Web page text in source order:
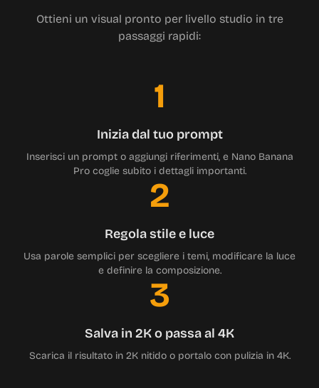
Ottieni un visual pronto per livello studio in tre
passaggi rapidi:
1
Inizia dal tuo prompt
Inserisci un prompt o aggiungi riferimenti, e Nano Banana
Pro coglie subito i dettagli importanti.
2
Regola stile e luce
Usa parole semplici per scegliere i temi, modificare la luce
e definire la composizione.
3
Salva in 2K o passa al 4K
Scarica il risultato in 2K nitido o portalo con pulizia in 4K.